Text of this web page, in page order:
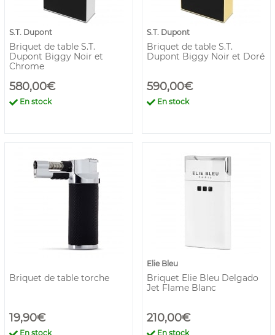
S.T. Dupont
Briquet de table S.T.
Dupont Biggy Noir et
Chrome
580,00€
En stock
S.T. Dupont
Briquet de table S.T.
Dupont Biggy Noir et Doré
590,00€
En stock
Briquet de table torche
19,90€
En stock
Elie Bleu
Briquet Elie Bleu Delgado
Jet Flame Blanc
210,00€
En stock